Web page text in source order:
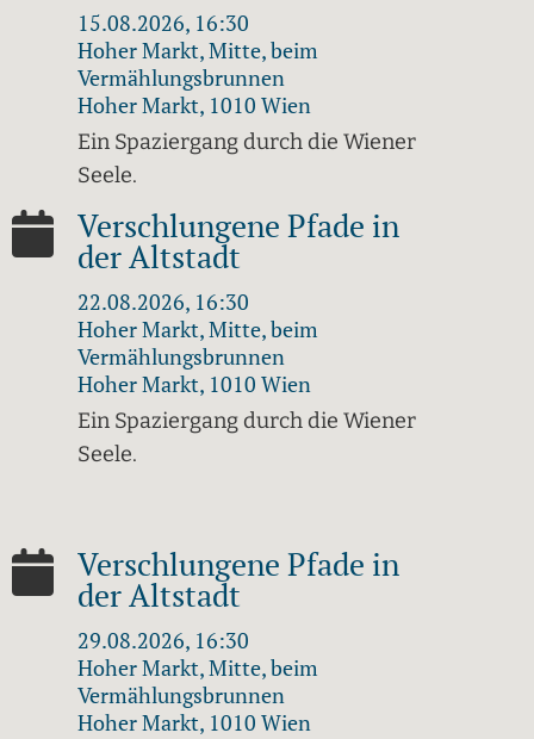
15.08.2026, 16:30
Hoher Markt, Mitte, beim
Vermählungsbrunnen
Hoher Markt, 1010 Wien
Ein Spaziergang durch die Wiener
Seele.
Verschlungene Pfade in
der Altstadt
22.08.2026, 16:30
Hoher Markt, Mitte, beim
Vermählungsbrunnen
Hoher Markt, 1010 Wien
Ein Spaziergang durch die Wiener
Seele.
Verschlungene Pfade in
der Altstadt
29.08.2026, 16:30
Hoher Markt, Mitte, beim
Vermählungsbrunnen
Hoher Markt, 1010 Wien